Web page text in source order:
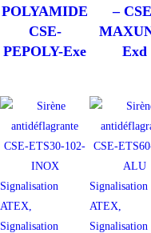
POLYAMIDE
CSE-
PEPOLY-Exe
–
Exd
Signalisation
ATEX,
Signalisation
Signalisation
ATEX,
Signalisation